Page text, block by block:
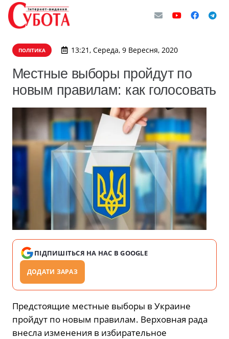
ПОЛІТИКА 13:21, Середа, 9 Вересня, 2020
Местные выборы пройдут по
новым правилам: как голосовать
ПІДПИШІТЬСЯ НА НАС В GOOGLE
ДОДАТИ ЗАРАЗ
Предстоящие местные выборы в Украине
пройдут по новым правилам. Верховная рада
внесла изменения в избирательное